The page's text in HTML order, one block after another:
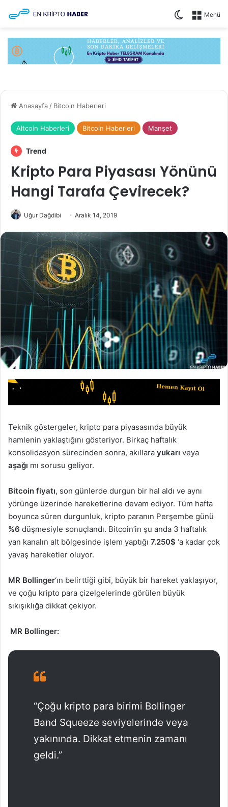
Menü
Dış
Anasayfa / Bitcoin Haberleri
Altcoin Haberleri Bitcoin Haberleri Manşet
Trend
Kripto Para Piyasası Yönünü
Hangi Tarafa Çevirecek?
Uğur Dağdibi Aralık 14, 2019
Teknik göstergeler, kripto para piyasasında büyük
hamlenin yaklaştığını gösteriyor. Birkaç haftalık
konsolidasyon sürecinden sonra, akıllara yukarı veya
aşağı mı sorusu geliyor.
Bitcoin fiyatı, son günlerde durgun bir hal aldı ve aynı
yörünge üzerinde hareketlerine devam ediyor. Tüm hafta
boyunca süren durgunluk, kripto paranın Perşembe günü
%6 düşmesiyle sonuçlandı. Bitcoin’in şu anda 3 haftalık
yan kanalın alt bölgesinde işlem yaptığı 7.250$ ‘a kadar çok
yavaş hareketler oluyor.
MR Bollinger‘ın belirttiği gibi, büyük bir hareket yaklaşıyor,
ve çoğu kripto para çizelgelerinde görülen büyük
sıkışıklığa dikkat çekiyor.
MR Bollinger:
“Çoğu kripto para birimi Bollinger
Band Squeeze seviyelerinde veya
yakınında. Dikkat etmenin zamanı
geldi.”